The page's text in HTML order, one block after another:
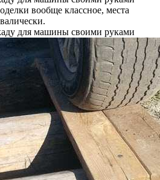
вообще классное, места